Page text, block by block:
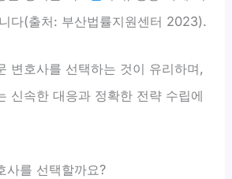
다(출처: 부산법률지원센터 2023).
변호사를 선택하는 것이 유리하며,
신속한 대응과 정확한 전략 수립에
사를 선택할까요?